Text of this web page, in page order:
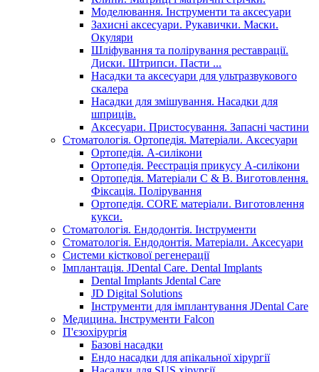
Моделювання. Інструменти та аксесуари
Захисні аксесуари. Рукавички. Маски.
Окуляри
Шліфування та полірування реставрації.
Диски. Штрипси. Пасти ...
Насадки та аксесуари для ультразвукового
скалера
Насадки для змішування. Насадки для
шприців.
Аксесуари. Пристосування. Запасні частини
Стоматологія. Ортопедія. Матеріали. Аксесуари
Ортопедія. А-силікони
Ортопедія. Реєстрація прикусу А-силікони
Ортопедія. Матеріали C & B. Виготовлення.
Фіксація. Полірування
Ортопедія. CORE матеріали. Виготовлення
кукси.
Стоматологія. Ендодонтія. Інструменти
Стоматологія. Ендодонтія. Матеріали. Аксесуари
Системи кісткової регенерації
Імплантація. JDental Care. Dental Implants
Dental Implants Jdental Care
JD Digital Solutions
Інструменти для імплантування JDental Care
Медицина. Інструменти Falcon
П'єзохірургія
Базові насадки
Ендо насадки для апікальної хірургії